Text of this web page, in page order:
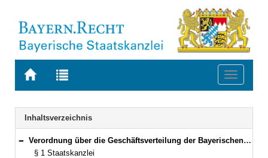
Zur
BAYERN.RECHT
Zur
letzten
Suche
Toggle
Navigation
Inhaltsverzeichnis
Bereich reduzieren
Verordnung über die Geschäftsverteilung der Bayerischen Staatsregierung (StRGVV) Vom 28. Januar 2014 (GVBl. S. 31) BayRS 1102-2-S (§§ 1–16)
§ 1 Staatskanzlei